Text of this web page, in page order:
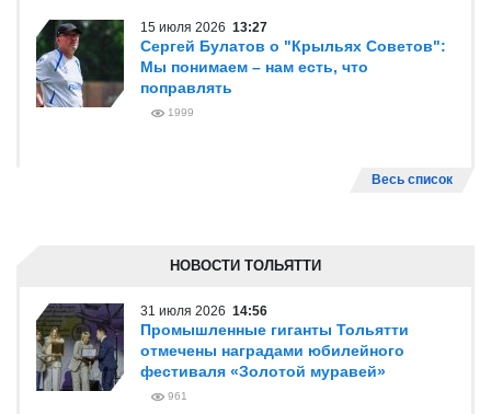
15 июля 2026 13:27
Сергей Булатов о "Крыльях Советов":
Мы понимаем – нам есть, что
поправлять
1999
Весь список
НОВОСТИ ТОЛЬЯТТИ
31 июля 2026 14:56
Промышленные гиганты Тольятти
отмечены наградами юбилейного
фестиваля «Золотой муравей»
961